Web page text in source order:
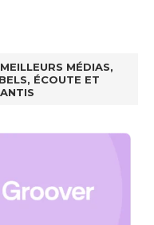
MÉDIAS,
ÉCOUTE ET